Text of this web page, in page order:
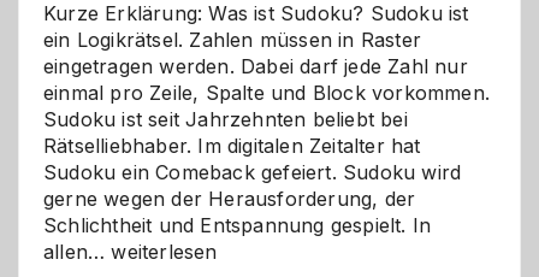
Kurze Erklärung: Was ist Sudoku? Sudoku ist
ein Logikrätsel. Zahlen müssen in Raster
eingetragen werden. Dabei darf jede Zahl nur
einmal pro Zeile, Spalte und Block vorkommen.
Sudoku ist seit Jahrzehnten beliebt bei
Rätselliebhaber. Im digitalen Zeitalter hat
Sudoku ein Comeback gefeiert. Sudoku wird
gerne wegen der Herausforderung, der
Schlichtheit und Entspannung gespielt. In
allen…Sudoku
weiterlesen